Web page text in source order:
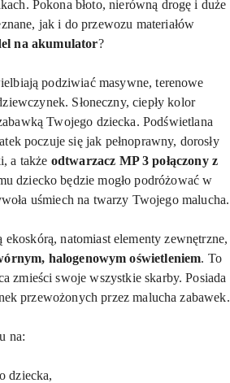
Pokona błoto, nierówną drogę i duże
jak i do przewozu materiałów
na akumulator?
podziwiać masywne, terenowe
Słoneczny, ciepły kolor
Twojego dziecka. Podświetlana
poczuje się jak pełnoprawny, dorosły
a także odtwarzacz MP 3 połączony z
dziecko będzie mogło podróżować w
uśmiech na twarzy Twojego malucha.
ekoskórą, natomiast elementy zewnętrzne,
halogenowym oświetleniem. To
zmieści swoje wszystkie skarby. Posiada
przewożonych przez malucha zabawek.
na:
dziecka,